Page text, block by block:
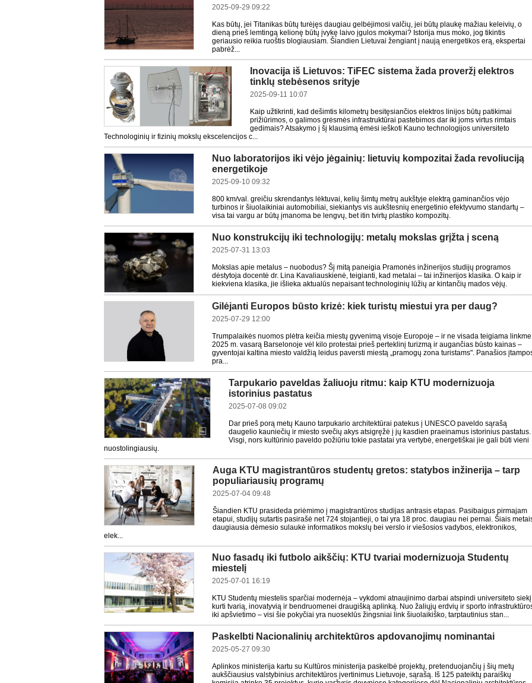
2025-09-29 09:22
Kas būtų, jei Titanikas būtų turėjęs daugiau gelbėjimosi valčių, jei būtų plaukę mažiau keleivių, o
dieną prieš lemtingą kelionę būtų įvykę laivo įgulos mokymai? Istorija mus moko, jog tikintis
geriausio reikia ruoštis blogiausiam. Šiandien Lietuvai žengiant į naują energetikos erą, ekspertai
pabrėž...
Inovacija iš Lietuvos: TiFEC sistema žada proveržį elektros
tinklų stebėsenos srityje
2025-09-11 10:07
Kaip užtikrinti, kad dešimtis kilometrų besitęsiančios elektros linijos būtų patikimai
prižiūrimos, o galimos grėsmės infrastruktūrai pastebimos dar iki joms virtus rimtais
gedimais? Atsakymo į šį klausimą ėmėsi ieškoti Kauno technologijos universiteto
Technologinių ir fizinių mokslų ekscelencijos c...
Nuo laboratorijos iki vėjo jėgainių: lietuvių kompozitai žada revoliuciją
energetikoje
2025-09-10 09:32
800 km/val. greičiu skrendantys lėktuvai, kelių šimtų metrų aukštyje elektrą gaminančios vėjo
turbinos ir šiuolaikiniai automobiliai, siekiantys vis aukštesnių energetinio efektyvumo standartų –
visa tai vargu ar būtų įmanoma be lengvų, bet itin tvirtų plastiko kompozitų.
Nuo konstrukcijų iki technologijų: metalų mokslas grįžta į sceną
2025-07-31 13:03
Mokslas apie metalus – nuobodus? Šį mitą paneigia Pramonės inžinerijos studijų programos
dėstytoja docentė dr. Lina Kavaliauskienė, teigianti, kad metalai – tai inžinerijos klasika. O kaip ir
kiekviena klasika, jie išlieka aktualūs nepaisant technologinių lūžių ar kintančių mados vėjų.
Gilėjanti Europos būsto krizė: kiek turistų miestui yra per daug?
2025-07-29 12:00
Trumpalaikės nuomos plėtra keičia miestų gyvenimą visoje Europoje – ir ne visada teigiama
2025 m. vasarą Barselonoje vėl kilo protestai prieš perteklinį turizmą ir augančias būsto kainas –
gyventojai kaltina miesto valdžią leidus paversti miestą „pramogų zona turistams". Panašios
pra...
Tarpukario paveldas žaliuoju ritmu: kaip KTU modernizuoja
istorinius pastatus
2025-07-08 09:02
Dar prieš porą metų Kauno tarpukario architektūrai patekus į UNESCO paveldo sąrašą
daugelio kauniečių ir miesto svečių akys atsigręžė į jų kasdien praeinamus istorinius pastatus.
Visgi, nors kultūrinio paveldo požiūriu tokie pastatai yra vertybė, energetiškai jie gali būti vieni
nuostolingiausių.
Auga KTU magistrantūros studentų gretos: statybos inžinerija – tarp
populiariausių programų
2025-07-04 09:48
Šiandien KTU prasideda priėmimo į magistrantūros studijas antrasis etapas. Pasibaigus pirmajam
etapui, studijų sutartis pasirašė net 724 stojantieji, o tai yra 18 proc. daugiau nei pernai. Šiais
daugiausia dėmesio sulaukė informatikos mokslų bei verslo ir viešosios vadybos, elektronikos,
elek...
Nuo fasadų iki futbolo aikščių: KTU tvariai modernizuoja Studentų
miestelį
2025-07-01 16:19
KTU Studentų miestelis sparčiai modernėja – vykdomi atnaujinimo darbai atspindi universiteto siekį
kurti tvarią, inovatyvią ir bendruomenei draugišką aplinką. Nuo žaliųjų erdvių ir sporto
iki apšvietimo – visi šie pokyčiai yra nuoseklūs žingsniai link šiuolaikiško, tarptautinius stan...
Paskelbti Nacionalinių architektūros apdovanojimų nominantai
2025-05-27 09:30
Aplinkos ministerija kartu su Kultūros ministerija paskelbė projektų, pretenduojančių į šių metų
aukščiausius valstybinius architektūros įvertinimus Lietuvoje, sąrašą. Iš 125 pateiktų paraiškų